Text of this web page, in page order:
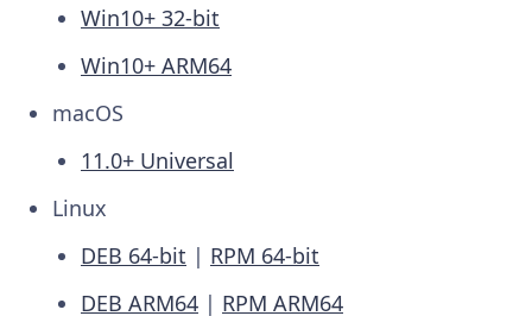
Win10+ 32-bit
Win10+ ARM64
macOS
11.0+ Universal
Linux
DEB 64-bit | RPM 64-bit
DEB ARM64 | RPM ARM64